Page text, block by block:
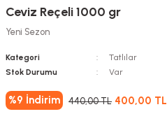
Ceviz Reçeli 1000 gr
Yeni Sezon
Kategori
Tatlılar
Stok Durumu
Var
%9 İndirim 440,00 TL 400,00 TL